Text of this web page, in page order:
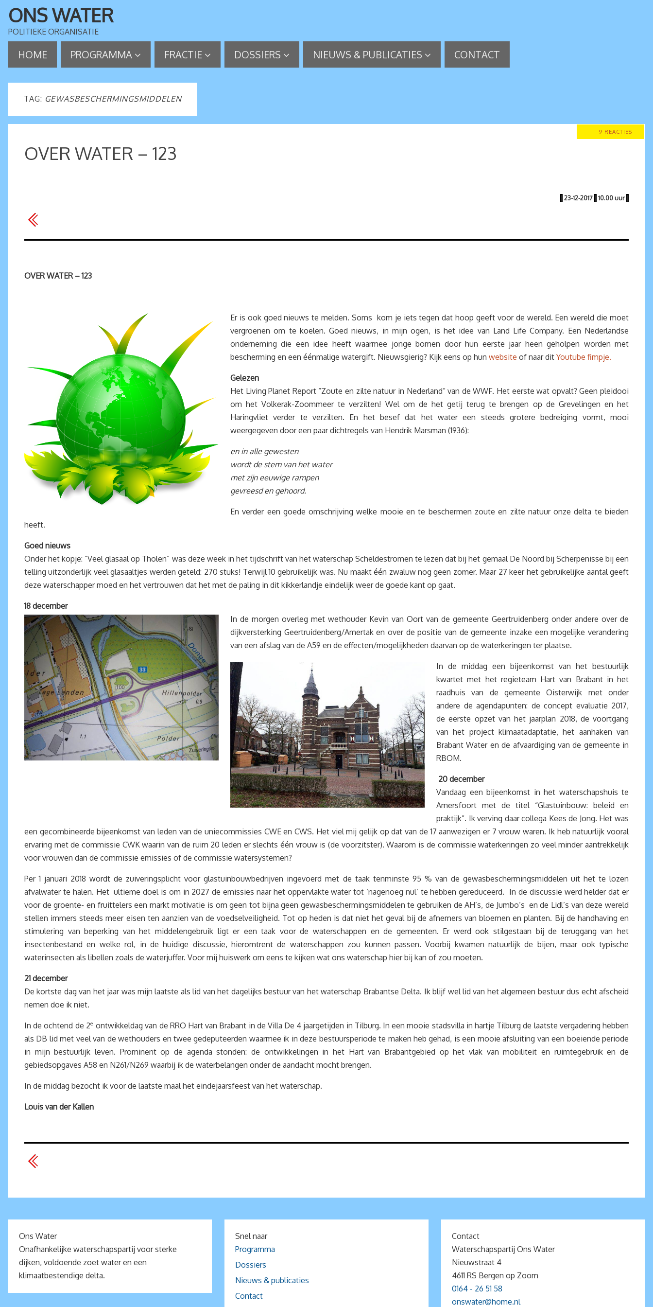
ONS WATER
POLITIEKE ORGANISATIE
HOME PROGRAMMA FRACTIE DOSSIERS NIEUWS & PUBLICATIES CONTACT
TAG: GEWASBESCHERMINGSMIDDELEN
9 REACTIES
OVER WATER – 123
| 23-12-2017 | 10.00 uur |
OVER WATER – 123
Er is ook goed nieuws te melden. Soms kom je iets tegen dat hoop geeft voor de wereld. Een wereld die moet
vergroenen om te koelen. Goed nieuws, in mijn ogen, is het idee van Land Life Company. Een Nederlandse
onderneming die een idee heeft waarmee jonge bomen door hun eerste jaar heen geholpen worden met
bescherming en een éénmalige watergift. Nieuwsgierig? Kijk eens op hun website of naar dit Youtube fimpje.
Gelezen
Het Living Planet Report “Zoute en zilte natuur in Nederland” van de WWF. Het eerste wat opvalt? Geen pleidooi
om het Volkerak-Zoommeer te verzilten! Wel om de het getij terug te brengen op de Grevelingen en het
Haringvliet verder te verzilten. En het besef dat het water een steeds grotere bedreiging vormt, mooi
weergegeven door een paar dichtregels van Hendrik Marsman (1936):
en in alle gewesten
wordt de stem van het water
met zijn eeuwige rampen
gevreesd en gehoord.
En verder een goede omschrijving welke mooie en te beschermen zoute en zilte natuur onze delta te bieden
heeft.
Goed nieuws
Onder het kopje: “Veel glasaal op Tholen” was deze week in het tijdschrift van het waterschap Scheldestromen te lezen dat bij het gemaal De Noord bij Scherpenisse bij een
telling uitzonderlijk veel glasaaltjes werden geteld: 270 stuks! Terwijl 10 gebruikelijk was. Nu maakt één zwaluw nog geen zomer. Maar 27 keer het gebruikelijke aantal geeft
deze waterschapper moed en het vertrouwen dat het met de paling in dit kikkerlandje eindelijk weer de goede kant op gaat.
18 december
In de morgen overleg met wethouder Kevin van Oort van de gemeente Geertruidenberg onder andere over de
dijkversterking Geertruidenberg/Amertak en over de positie van de gemeente inzake een mogelijke verandering
van een afslag van de A59 en de effecten/mogelijkheden daarvan op de waterkeringen ter plaatse.
In de middag een bijeenkomst van het bestuurlijk
kwartet met het regieteam Hart van Brabant in het
raadhuis van de gemeente Oisterwijk met onder
andere de agendapunten: de concept evaluatie 2017,
de eerste opzet van het jaarplan 2018, de voortgang
van het project klimaatadaptatie, het aanhaken van
Brabant Water en de afvaardiging van de gemeente in
RBOM.
20 december
Vandaag een bijeenkomst in het waterschapshuis te
Amersfoort met de titel “Glastuinbouw: beleid en
praktijk”. Ik verving daar collega Kees de Jong. Het was
een gecombineerde bijeenkomst van leden van de uniecommissies CWE en CWS. Het viel mij gelijk op dat van de 17 aanwezigen er 7 vrouw waren. Ik heb natuurlijk vooral
ervaring met de commissie CWK waarin van de ruim 20 leden er slechts één vrouw is (de voorzitster). Waarom is de commissie waterkeringen zo veel minder aantrekkelijk
voor vrouwen dan de commissie emissies of de commissie watersystemen?
Per 1 januari 2018 wordt de zuiveringsplicht voor glastuinbouwbedrijven ingevoerd met de taak tenminste 95 % van de gewasbeschermingsmiddelen uit het te lozen
afvalwater te halen. Het ultieme doel is om in 2027 de emissies naar het oppervlakte water tot ‘nagenoeg nul’ te hebben gereduceerd. In de discussie werd helder dat er
voor de groente- en fruittelers een markt motivatie is om geen tot bijna geen gewasbeschermingsmiddelen te gebruiken de AH’s, de Jumbo’s en de Lidl’s van deze wereld
stellen immers steeds meer eisen ten aanzien van de voedselveiligheid. Tot op heden is dat niet het geval bij de afnemers van bloemen en planten. Bij de handhaving en
stimulering van beperking van het middelengebruik ligt er een taak voor de waterschappen en de gemeenten. Er werd ook stilgestaan bij de teruggang van het
insectenbestand en welke rol, in de huidige discussie, hieromtrent de waterschappen zou kunnen passen. Voorbij kwamen natuurlijk de bijen, maar ook typische
waterinsecten als libellen zoals de waterjuffer. Voor mij huiswerk om eens te kijken wat ons waterschap hier bij kan of zou moeten.
21 december
De kortste dag van het jaar was mijn laatste als lid van het dagelijks bestuur van het waterschap Brabantse Delta. Ik blijf wel lid van het algemeen bestuur dus echt afscheid
nemen doe ik niet.
In de ochtend de 2e ontwikkeldag van de RRO Hart van Brabant in de Villa De 4 jaargetijden in Tilburg. In een mooie stadsvilla in hartje Tilburg de laatste vergadering hebben
als DB lid met veel van de wethouders en twee gedeputeerden waarmee ik in deze bestuursperiode te maken heb gehad, is een mooie afsluiting van een boeiende periode
in mijn bestuurlijk leven. Prominent op de agenda stonden: de ontwikkelingen in het Hart van Brabantgebied op het vlak van mobiliteit en ruimtegebruik en de
gebiedsopgaves A58 en N261/N269 waarbij ik de waterbelangen onder de aandacht mocht brengen.
In de middag bezocht ik voor de laatste maal het eindejaarsfeest van het waterschap.
Louis van der Kallen
Ons Water
Onafhankelijke waterschapspartij voor sterke
dijken, voldoende zoet water en een
klimaatbestendige delta.
Snel naar
Programma
Dossiers
Nieuws & publicaties
Contact
Contact
Waterschapspartij Ons Water
Nieuwstraat 4
4611 RS Bergen op Zoom
0164 - 26 51 58
onswater@home.nl